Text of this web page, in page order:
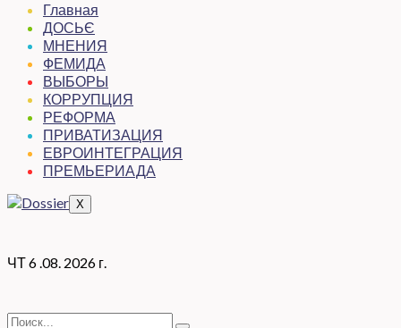
Главная
ДОСЬЄ
МНЕНИЯ
ФЕМИДА
ВЫБОРЫ
КОРРУПЦИЯ
РЕФОРМА
ПРИВАТИЗАЦИЯ
ЕВРОИНТЕГРАЦИЯ
ПРЕМЬЕРИАДА
X
ЧТ 6 .08. 2026 г.